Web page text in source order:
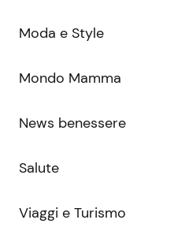
Moda e Style
Mondo Mamma
News benessere
Salute
Viaggi e Turismo